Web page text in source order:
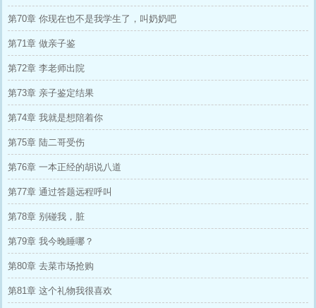
第70章 你现在也不是我学生了，叫奶奶吧
第71章 做亲子鉴
第72章 李老师出院
第73章 亲子鉴定结果
第74章 我就是想陪着你
第75章 陆二哥受伤
第76章 一本正经的胡说八道
第77章 通过答题远程呼叫
第78章 别碰我，脏
第79章 我今晚睡哪？
第80章 去菜市场抢购
第81章 这个礼物我很喜欢